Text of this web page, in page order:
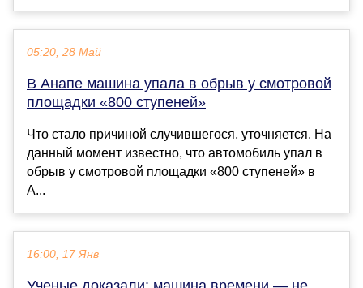
05:20, 28 Май
В Анапе машина упала в обрыв у смотровой
площадки «800 ступеней»
Что стало причиной случившегося, уточняется. На
данный момент известно, что автомобиль упал в
обрыв у смотровой площадки «800 ступеней» в
А...
16:00, 17 Янв